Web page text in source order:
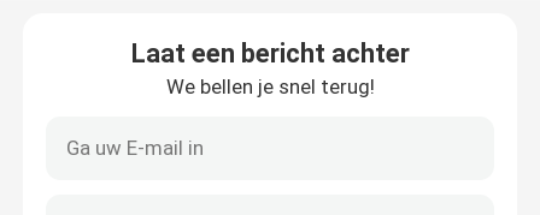
Laat een bericht achter
We bellen je snel terug!